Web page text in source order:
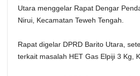
Utara menggelar Rapat Dengar
Nirui, Kecamatan Teweh Tengah.
Rapat digelar DPRD Barito Utara,
terkait masalah HET Gas Elpiji 3 Kg,